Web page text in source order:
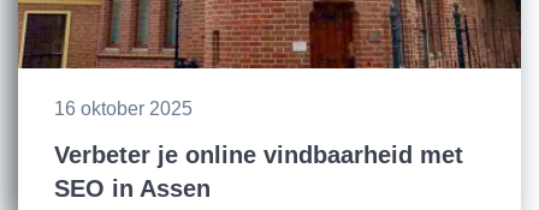
16 oktober 2025
Verbeter je online vindbaarheid met
SEO in Assen